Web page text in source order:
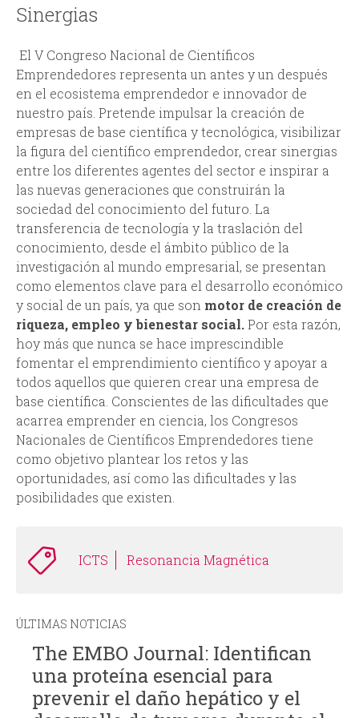
Sinergias
El V Congreso Nacional de Científicos
Emprendedores representa un antes y un después
en el ecosistema emprendedor e innovador de
nuestro país. Pretende impulsar la creación de
empresas de base científica y tecnológica, visibilizar
la figura del científico emprendedor, crear sinergias
entre los diferentes agentes del sector e inspirar a
las nuevas generaciones que construirán la
sociedad del conocimiento del futuro. La
transferencia de tecnología y la traslación del
conocimiento, desde el ámbito público de la
investigación al mundo empresarial, se presentan
como elementos clave para el desarrollo económico
y social de un país, ya que son motor de creación de
riqueza, empleo y bienestar social.Por esta razón,
hoy más que nunca se hace imprescindible
fomentar el emprendimiento científico y apoyar a
todos aquellos que quieren crear una empresa de
base científica. Conscientes de las dificultades que
acarrea emprender en ciencia, los Congresos
Nacionales de Científicos Emprendedores tiene
como objetivo plantear los retos y las
oportunidades, así como las dificultades y las
posibilidades que existen.
ICTS Resonancia Magnética
ÚLTIMAS NOTICIAS
The EMBO Journal: Identifican
una proteína esencial para
prevenir el daño hepático y el